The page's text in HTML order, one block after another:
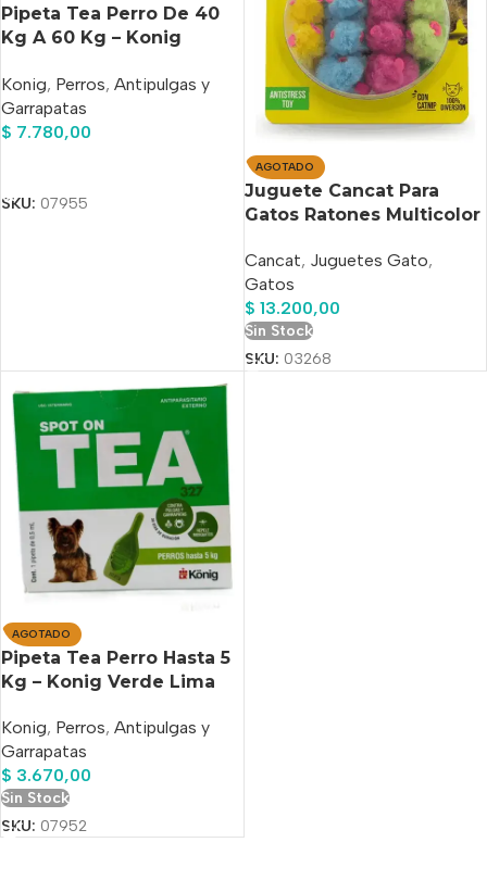
Pipeta Tea Perro De 40
Kg A 60 Kg – Konig
Konig, Perros, Antipulgas y
Garrapatas
$ 7.780,00
SKU: 07955
AGOTADO
Juguete Cancat Para
Gatos Ratones Multicolor
Cancat, Juguetes Gato,
Gatos
$ 13.200,00
Sin Stock
SKU: 03268
AGOTADO
Pipeta Tea Perro Hasta 5
Kg – Konig Verde Lima
Konig, Perros, Antipulgas y
Garrapatas
$ 3.670,00
Sin Stock
SKU: 07952